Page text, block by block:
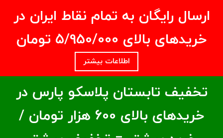
ارسال رایگان به تمام نقاط ایران در
خریدهای بالای ۵/950/000 تومان
اطلاعات بیشتر
تخفیف تابستان پلاسکو پارس در
خریدهای بالای ۶00 هزار تومان /